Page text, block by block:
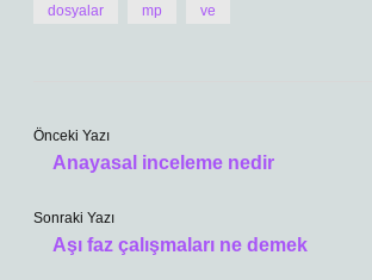
dosyalar mp ve
Önceki Yazı
Anayasal inceleme nedir
Sonraki Yazı
Aşı faz çalışmaları ne demek